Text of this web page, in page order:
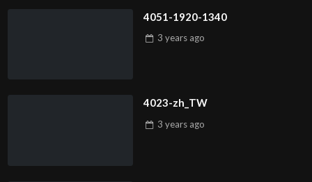
4051-1920-1340
3 years ago
4023-zh_TW
3 years ago